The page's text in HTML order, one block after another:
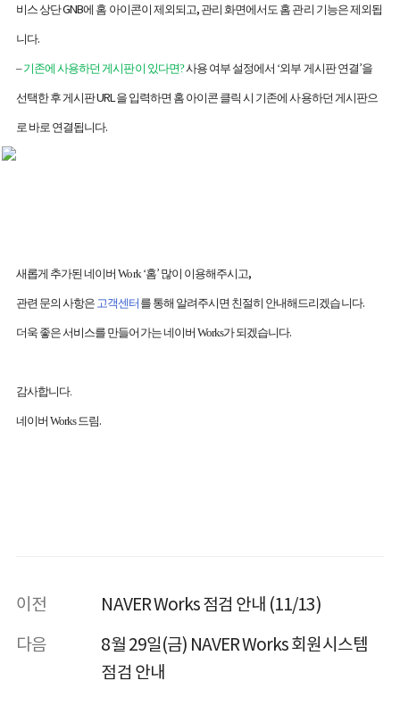
비스 상단GNB에 홈 아이콘이 제외되고, 관리 화면에서도 홈 관리 기능은 제외됩
니다.
–기존에 사용하던 게시판이 있다면?사용 여부 설정에서 ‘외부 게시판 연결’을
선택한 후 게시판URL을 입력하면 홈 아이콘 클릭 시 기존에 사용하던 게시판으
로 바로 연결됩니다.
새롭게 추가된 네이버 Work ‘홈’ 많이 이용해주시고,
관련 문의 사항은 고객센터 를 통해 알려주시면 친절히 안내해드리겠습니다.
더욱 좋은 서비스를 만들어가는 네이버 Works가 되겠습니다.
감사합니다.
네이버 Works 드림.
이전
NAVER Works 점검 안내 (11/13)
다음
8월 29일(금) NAVER Works 회원시스템
점검 안내